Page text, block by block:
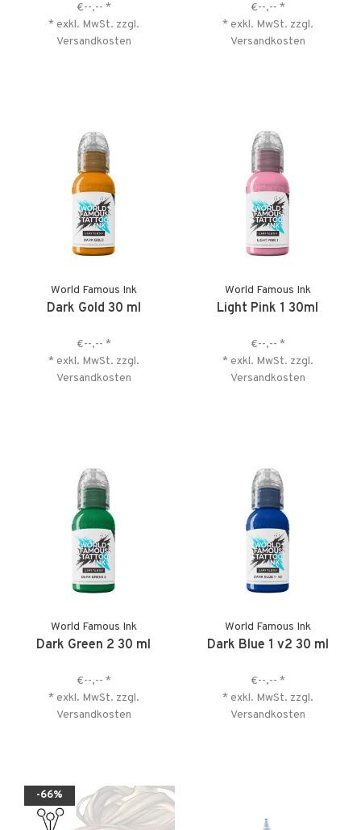
€--,-- *
* exkl. MwSt. zzgl.
Versandkosten
€--,-- *
* exkl. MwSt. zzgl.
Versandkosten
World Famous Ink
Dark Gold 30 ml
€--,-- *
* exkl. MwSt. zzgl.
Versandkosten
World Famous Ink
Light Pink 1 30ml
€--,-- *
* exkl. MwSt. zzgl.
Versandkosten
World Famous Ink
Dark Green 2 30 ml
€--,-- *
* exkl. MwSt. zzgl.
Versandkosten
World Famous Ink
Dark Blue 1 v2 30 ml
€--,-- *
* exkl. MwSt. zzgl.
Versandkosten
-66%